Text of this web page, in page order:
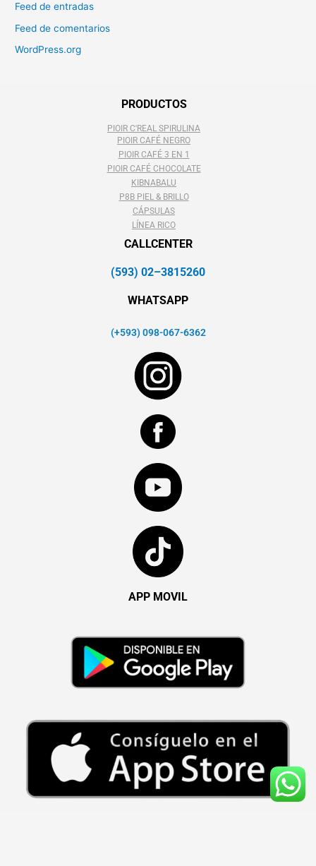
Feed de entradas
Feed de comentarios
WordPress.org
PRODUCTOS
PIOIR C'REAL SPIRULINA
PIOIR CAFÉ NEGRO
PIOIR CAFÉ 3 EN 1
PIOIR CAFÉ CHOCOLATE
KIBNABALU
P8B PIEL & BRILLO
CÁPSULAS
LÍNEA RICO
CALLCENTER
(593) 02–3815260
WHATSAPP
(+593) 098-067-6362
APP MOVIL